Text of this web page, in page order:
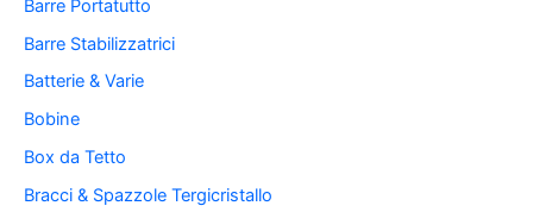
Barre Portatutto
Barre Stabilizzatrici
Batterie & Varie
Bobine
Box da Tetto
Bracci & Spazzole Tergicristallo